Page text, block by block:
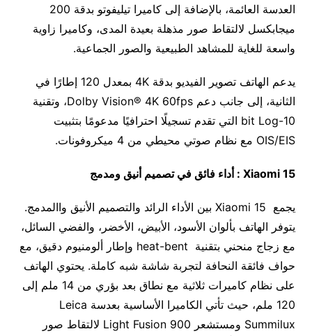
العدسة العائمة، بالإضافة إلى كاميرا تيليفوتو بدقة 200
ميجابكسل لالتقاط صور مذهلة بعيدة المدى، وكاميرا زاوية
واسعة للغاية للمشاهد الطبيعية والصور الجماعية.
يدعم الهاتف تصوير الفيديو بدقة 4K بمعدل 120 إطارًا في
الثانية، إلى جانب دعم Dolby Vision® 4K 60fps، وتقنية
10-bit Log التي تقدم تسجيلًا احترافيًا مدعومًا بتثبيت
OIS/EIS مع نظام صوتي محيطي من 4 ميكروفونات.
Xiaomi 15 : أداء فائق في تصميم أنيق ومدمج
يجمع Xiaomi 15 بين الأداء الرائد والتصميم الأنيق واالمدمج.
يتوفر الهاتف بألوان الأسود، الأبيض، الأخضر، والفضي السائل،
مع زجاج منحني بتقنية heat-bent وإطار ألومنيوم دقيق، مع
حواف فائقة النحافة لتجربة شاشة شبه كاملة. يحتوي الهاتف
على نظام كاميرات ثلاثية مع نطاق بعد بؤري من 14 ملم إلى
120 ملم، حيث تأتي الكاميرا الأساسية بعدسة Leica
Summilux ومستشعر Light Fusion 900 لالتقاط صور